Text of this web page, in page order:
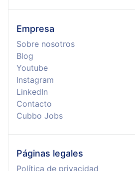
Empresa
Sobre nosotros
Blog
Youtube
Instagram
LinkedIn
Contacto
Cubbo Jobs
Páginas legales
Política de privacidad